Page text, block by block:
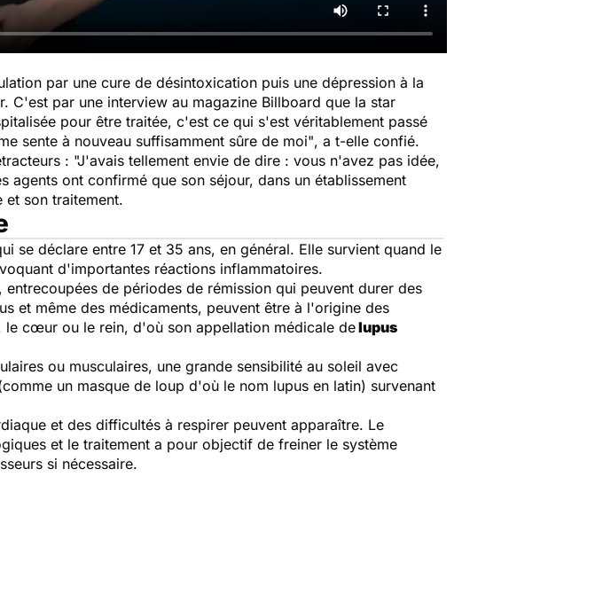
par une cure de désintoxication puis une dépression à la
C'est par une interview au magazine Billboard que la star
pour être traitée, c'est ce qui s'est véritablement passé
sente à nouveau suffisamment sûre de moi", a t-elle confié.
: "J'avais tellement envie de dire : vous n'avez pas idée,
agents ont confirmé que son séjour, dans un établissement
et son traitement.
se déclare entre 17 et 35 ans, en général. Elle survient quand le
d'importantes réactions inflammatoires.
de périodes de rémission qui peuvent durer des
et même des médicaments, peuvent être à l'origine des
le cœur ou le rein, d'où son appellation médicale delupus
ou musculaires, une grande sensibilité au soleil avec
un masque de loup d'où le nom lupus en latin) survenant
et des difficultés à respirer peuvent apparaître. Le
et le traitement a pour objectif de freiner le système
si nécessaire.